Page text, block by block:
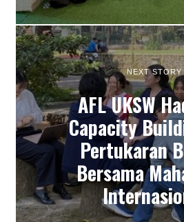
NEXT STORY
AFL UKSW
Capacity
Pertukaran
Bersama